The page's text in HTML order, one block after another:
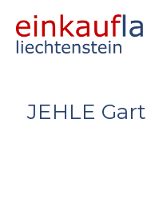
JEHLE